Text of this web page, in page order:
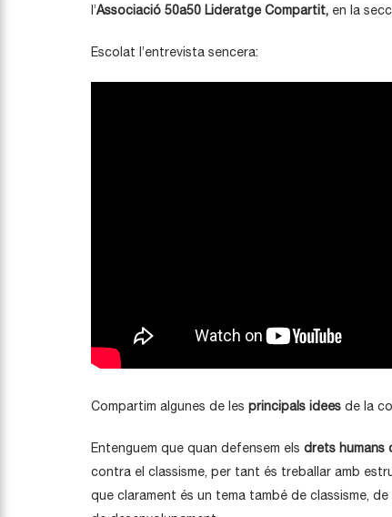
l’Associació 50a50 Lideratge Compartit, en la
Escolat l’entrevista sencera:
Compartim algunes de les principals idees de la
Entenguem que quan defensem els drets humans
contra el classisme, per tant és treballar amb
que clarament és un tema també de classisme,